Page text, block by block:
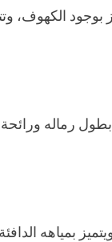
الكهوف،
رماله ورائحة
بمياهه الدافئة